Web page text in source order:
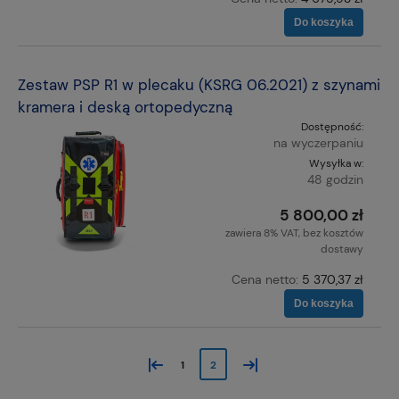
Do koszyka
Zestaw PSP R1 w plecaku (KSRG 06.2021) z szynami
kramera i deską ortopedyczną
Dostępność:
na wyczerpaniu
Wysyłka w:
48 godzin
5 800,00 zł
zawiera 8% VAT, bez kosztów
dostawy
Cena netto: 5 370,37 zł
Do koszyka
« 1 2 »